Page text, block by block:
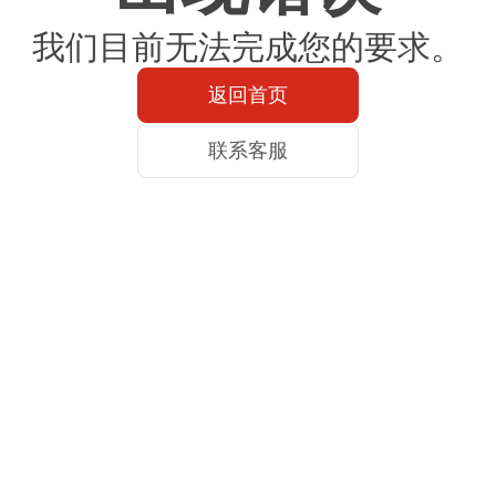
我们目前无法完成您的要求。
返回首页
联系客服